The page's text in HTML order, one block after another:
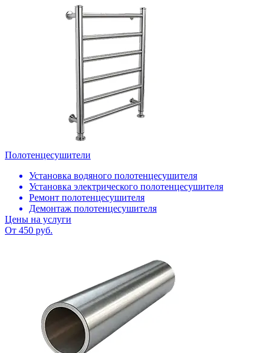
Полотенцесушители
Установка водяного полотенцесушителя
Установка электрического полотенцесушителя
Ремонт полотенцесушителя
Демонтаж полотенцесушителя
Цены на услуги
От 450 руб.